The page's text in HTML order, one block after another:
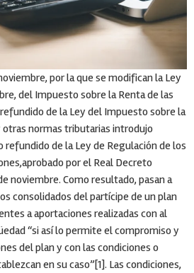
por la que se modifican la Ley
del Impuesto sobre la Renta de las
de la Ley del Impuesto sobre la
otras normas tributarias introdujo
de la Ley de Regulación de los
por el Real Decreto
noviembre. Como resultado, pasan a
consolidados del partícipe de un plan
a aportaciones realizadas con al
“si así lo permite el compromiso y
del plan y con las condiciones o
en su caso”[1]. Las condiciones,